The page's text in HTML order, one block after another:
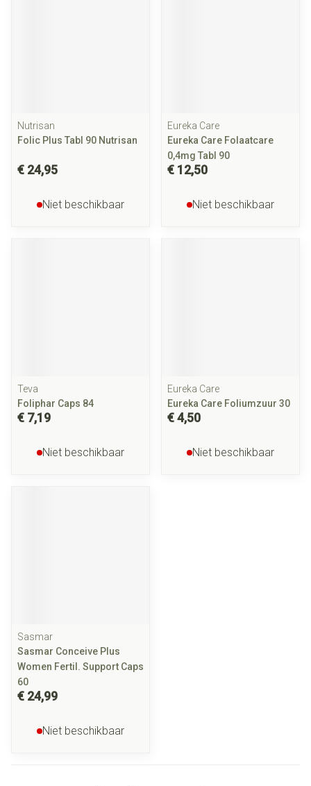
Nutrisan
Folic Plus Tabl 90 Nutrisan
€ 24,95
Niet beschikbaar
Eureka Care
Eureka Care Folaatcare
0,4mg Tabl 90
€ 12,50
Niet beschikbaar
Teva
Foliphar Caps 84
€ 7,19
Niet beschikbaar
Eureka Care
Eureka Care Foliumzuur 30
€ 4,50
Niet beschikbaar
Sasmar
Sasmar Conceive Plus
Women Fertil. Support Caps
60
€ 24,99
Niet beschikbaar